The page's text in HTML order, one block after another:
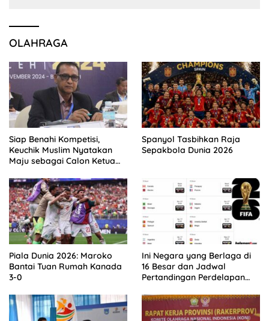
OLAHRAGA
Siap Benahi Kompetisi,
Keuchik Muslim Nyatakan
Maju sebagai Calon Ketua
Spanyol Tasbihkan Raja
Sepakbola Dunia 2026
Piala Dunia 2026: Maroko
Bantai Tuan Rumah Kanada
3-0
Ini Negara yang Berlaga di
16 Besar dan Jadwal
Pertandingan Perdelapan